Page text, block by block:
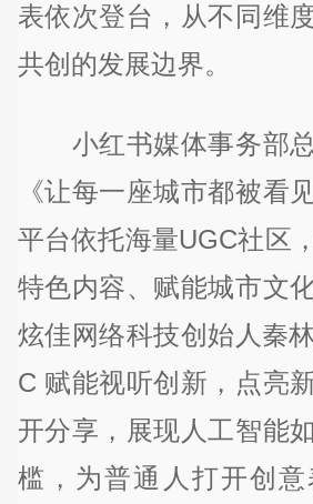
表依次登台，从不同维
共创的发展边界。
小红书媒体事务部总
《让每一座城市都被看
平台依托海量UGC社区
特色内容、赋能城市文
炫佳网络科技创始人秦
C 赋能视听创新，点亮
开分享，展现人工智能
槛，为普通人打开创